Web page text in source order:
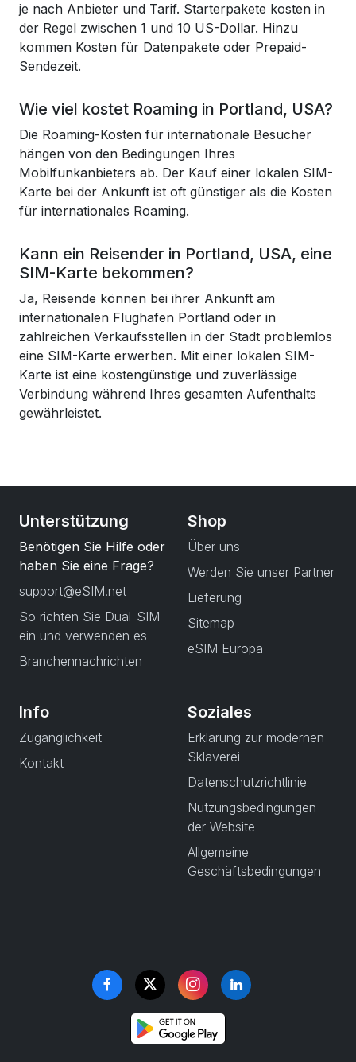
je nach Anbieter und Tarif. Starterpakete kosten in
der Regel zwischen 1 und 10 US-Dollar. Hinzu
kommen Kosten für Datenpakete oder Prepaid-
Sendezeit.
Wie viel kostet Roaming in Portland, USA?
Die Roaming-Kosten für internationale Besucher
hängen von den Bedingungen Ihres
Mobilfunkanbieters ab. Der Kauf einer lokalen SIM-
Karte bei der Ankunft ist oft günstiger als die Kosten
für internationales Roaming.
Kann ein Reisender in Portland, USA, eine
SIM-Karte bekommen?
Ja, Reisende können bei ihrer Ankunft am
internationalen Flughafen Portland oder in
zahlreichen Verkaufsstellen in der Stadt problemlos
eine SIM-Karte erwerben. Mit einer lokalen SIM-
Karte ist eine kostengünstige und zuverlässige
Verbindung während Ihres gesamten Aufenthalts
gewährleistet.
Unterstützung
Benötigen Sie Hilfe oder
haben Sie eine Frage?
support@eSIM.net
So richten Sie Dual-SIM
ein und verwenden es
Branchennachrichten
Shop
Über uns
Werden Sie unser Partner
Lieferung
Sitemap
eSIM Europa
Info
Zugänglichkeit
Kontakt
Soziales
Erklärung zur modernen
Sklaverei
Datenschutzrichtlinie
Nutzungsbedingungen
der Website
Allgemeine
Geschäftsbedingungen